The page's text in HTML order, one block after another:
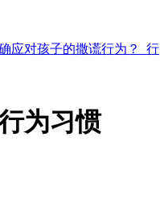
应对孩子的撒谎行为？_行
为习惯